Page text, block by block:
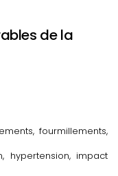
de la
fourmillements,
hypertension, impact